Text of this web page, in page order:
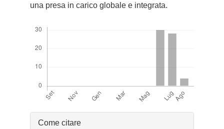
una presa in carico globale e integrata.
Dettagli
Come citare